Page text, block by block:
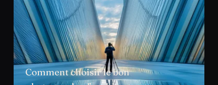
Comment choisir le bon